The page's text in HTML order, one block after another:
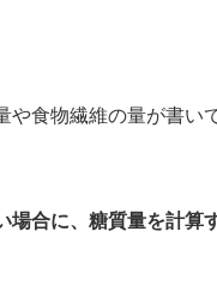
食物繊維の量が書い
場合に、糖質量を計算